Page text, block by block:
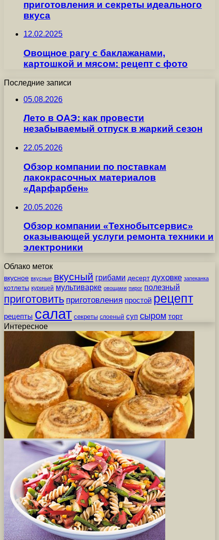
приготовления и секреты идеального
вкуса
12.02.2025
Овощное рагу с баклажанами,
картошкой и мясом: рецепт с фото
Последние записи
05.08.2026
Лето в ОАЭ: как провести
незабываемый отпуск в жаркий сезон
22.05.2026
Обзор компании по поставкам
лакокрасочных материалов
«Дарфарбен»
20.05.2026
Обзор компании «Технобытсервис»
оказывающей услуги ремонта техники и
электроники
Облако меток
вкусное вкусные вкусный грибами десерт духовке запеканка
котлеты курицей мультиварке овощами пирог полезный
приготовить приготовления простой рецепт
рецепты салат секреты слоеный суп сыром торт
Интересное